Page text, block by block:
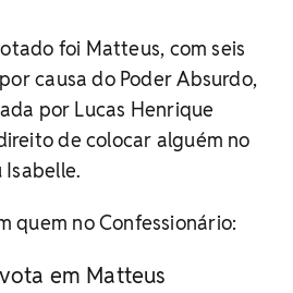
foi Matteus, com seis
causa do Poder Absurdo,
por Lucas Henrique
de colocar alguém no
Isabelle.
quem no Confessionário:
em Matteus